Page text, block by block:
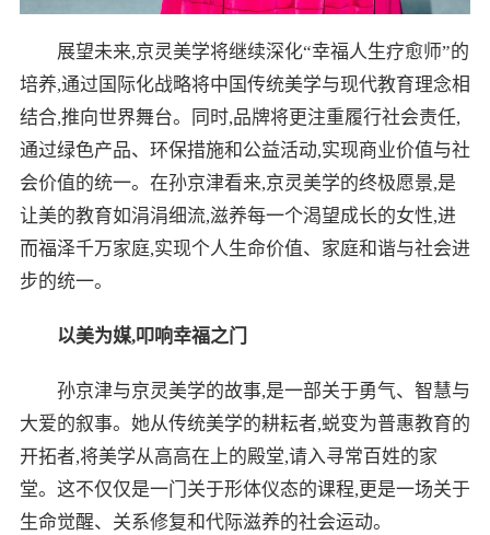
展望未来,京灵美学将继续深化“幸福人生疗愈师”的
培养,通过国际化战略将中国传统美学与现代教育理念相
结合,推向世界舞台。同时,品牌将更注重履行社会责任,
通过绿色产品、环保措施和公益活动,实现商业价值与社
会价值的统一。在孙京津看来,京灵美学的终极愿景,是
让美的教育如涓涓细流,滋养每一个渴望成长的女性,进
而福泽千万家庭,实现个人生命价值、家庭和谐与社会进
步的统一。
以美为媒,叩响幸福之门
孙京津与京灵美学的故事,是一部关于勇气、智慧与
大爱的叙事。她从传统美学的耕耘者,蜕变为普惠教育的
开拓者,将美学从高高在上的殿堂,请入寻常百姓的家
堂。这不仅仅是一门关于形体仪态的课程,更是一场关于
生命觉醒、关系修复和代际滋养的社会运动。